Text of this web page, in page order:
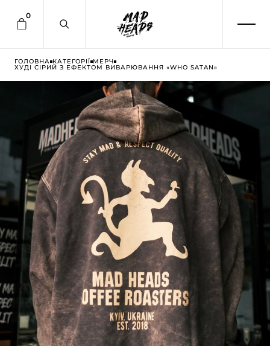
0
ГОЛОВНА КАТЕГОРІЇ МЕРЧ
ХУДІ СІРИЙ З ЕФЕКТОМ ВИВАРЮВАННЯ «WHO SATAN»